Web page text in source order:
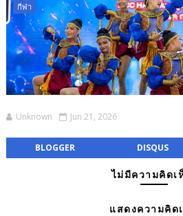
กีฬา
Unknown Jun 21, 2026
BLOGGER DISQUS
ไม่มีความคิดเ
แสดงความคิด